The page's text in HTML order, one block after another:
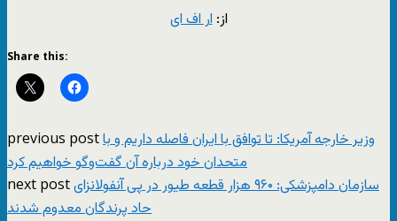
از:ار اف ای
Share this:
previous postوزیر خارجه آمریکا: تا توافق با ایران فاصله داریم و با
متحدان خود درباره آن گفت‌وگو خواهیم کرد
next postسازمان دامپزشکی: ۹۶۰ هزار قطعه طیور در پی آنفولانزای
حاد پرندگان معدوم شدند